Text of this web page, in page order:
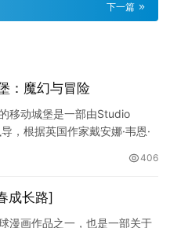
下一篇
：魔幻与冒险
移动城堡是一部由Studio
，根据英国作家戴安娜·韦恩·
406
成长路]
漫画作品之一，也是一部关于